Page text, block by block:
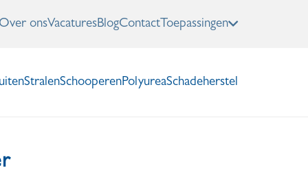
Over onsVacaturesBlogContact Toepassingen
StralenSchooperenPolyureaSchadeherstel